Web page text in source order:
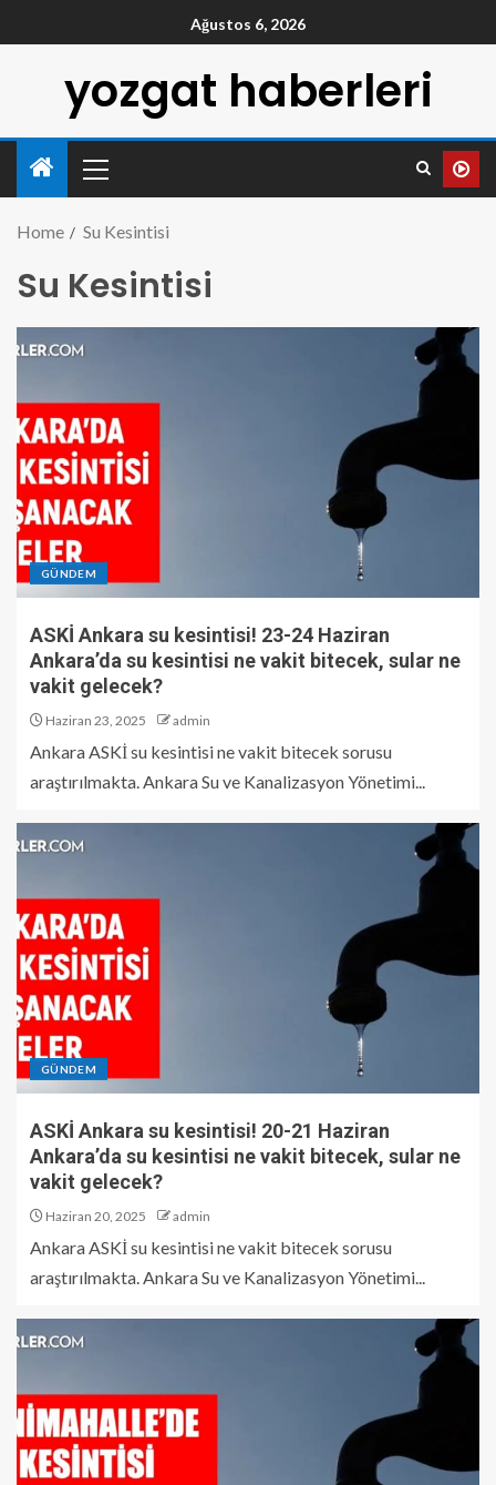
Ağustos 6, 2026
yozgat haberleri
Home Su Kesintisi
Su Kesintisi
GÜNDEM
ASKİ Ankara su kesintisi! 23-24 Haziran
Ankara’da su kesintisi ne vakit bitecek, sular ne
vakit gelecek?
Haziran 23, 2025 admin
Ankara ASKİ su kesintisi ne vakit bitecek sorusu
araştırılmakta. Ankara Su ve Kanalizasyon Yönetimi...
GÜNDEM
ASKİ Ankara su kesintisi! 20-21 Haziran
Ankara’da su kesintisi ne vakit bitecek, sular ne
vakit gelecek?
Haziran 20, 2025 admin
Ankara ASKİ su kesintisi ne vakit bitecek sorusu
araştırılmakta. Ankara Su ve Kanalizasyon Yönetimi...